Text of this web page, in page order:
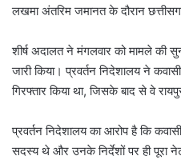
लखमा अंतरिम जमानत के दौरान
शीर्ष अदालत ने मंगलवार को मामले की
जारी किया। प्रवर्तन निदेशालय ने
गिरफ्तार किया था, जिसके बाद से वे
प्रवर्तन निदेशालय का आरोप है कि
सदस्य थे और उनके निर्देशों पर ही पूरा